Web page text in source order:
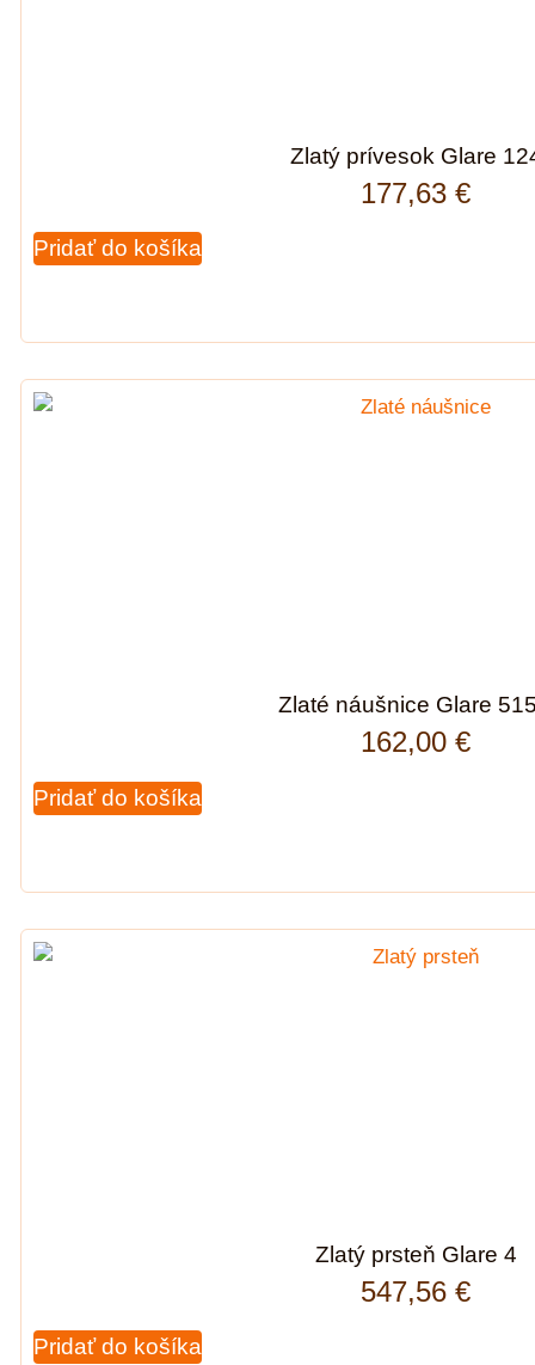
Zlatý prívesok Glare
177,63 €
Pridať do košíka
Zlaté náušnice Glare
162,00 €
Pridať do košíka
Zlatý prsteň Glare 4
547,56 €
Pridať do košíka